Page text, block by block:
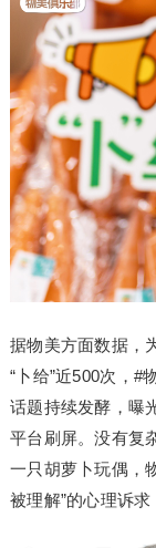
据物美方面数据，
“卜给”近500次，#
话题持续发酵，曝
平台刷屏。没有复
一只胡萝卜玩偶，
被理解”的心理诉